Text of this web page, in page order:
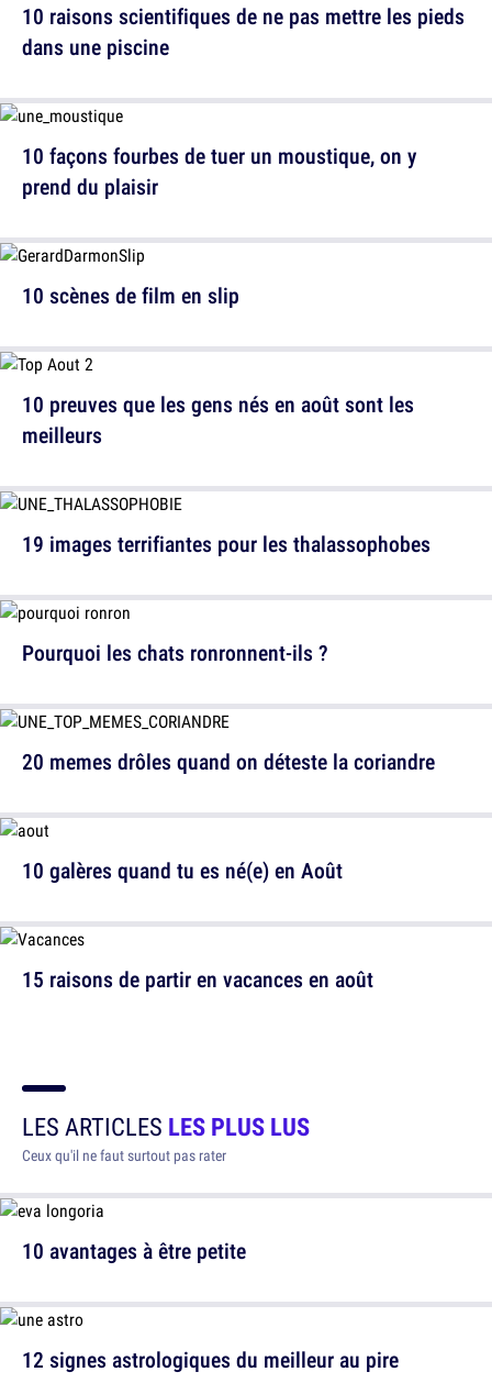
10 façons fourbes de tuer un moustique, on y
prend du plaisir
10 preuves que les gens nés en août sont les
meilleurs
Pourquoi les chats ronronnent-ils ?
10 galères quand tu es né(e) en Août
10 raisons scientifiques de ne pas mettre les pieds
dans une piscine
10 scènes de film en slip
19 images terrifiantes pour les thalassophobes
20 memes drôles quand on déteste la coriandre
15 raisons de partir en vacances en août
LES ARTICLES LES PLUS LUS
Ceux qu'il ne faut surtout pas rater
10 avantages à être petite
12 signes astrologiques du meilleur au pire